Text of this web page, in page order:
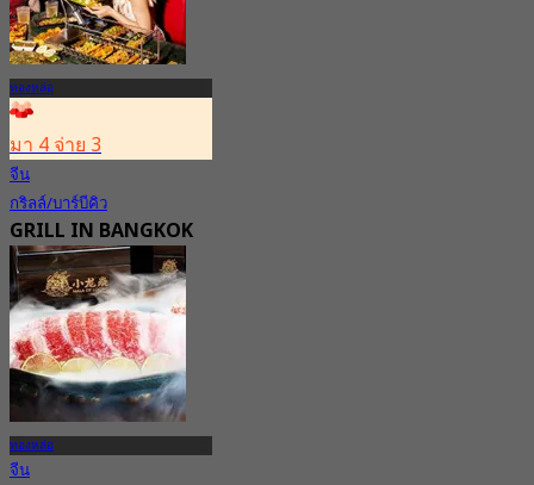
ทองหล่อ
มา 4 จ่าย 3
จีน
กริลล์/บาร์บีคิว
GRILL IN BANGKOK
New
4.7
จาก฿ 347.5
ทองหล่อ
จีน